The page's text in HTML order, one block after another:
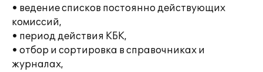
• ведение списков постоянно действующих
комиссий,
• период действия КБК,
• отбор и сортировка в справочниках и
журналах,